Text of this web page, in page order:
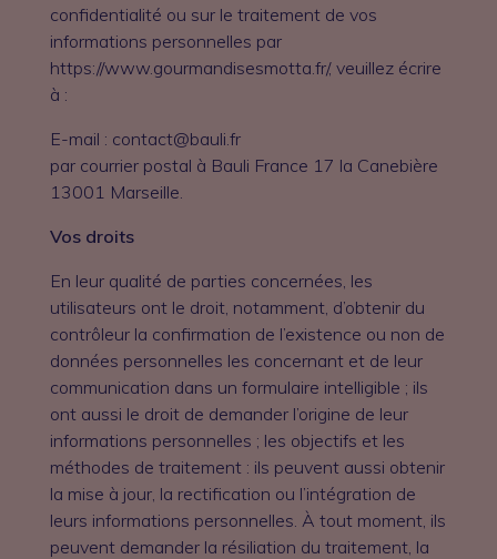
confidentialité ou sur le traitement de vos
informations personnelles par
https://www.gourmandisesmotta.fr/, veuillez écrire
à :
E-mail : contact@bauli.fr
par courrier postal à Bauli France 17 la Canebière
13001 Marseille.
Vos droits
En leur qualité de parties concernées, les
utilisateurs ont le droit, notamment, d’obtenir du
contrôleur la confirmation de l’existence ou non de
données personnelles les concernant et de leur
communication dans un formulaire intelligible ; ils
ont aussi le droit de demander l’origine de leur
informations personnelles ; les objectifs et les
méthodes de traitement : ils peuvent aussi obtenir
la mise à jour, la rectification ou l’intégration de
leurs informations personnelles. À tout moment, ils
peuvent demander la résiliation du traitement, la